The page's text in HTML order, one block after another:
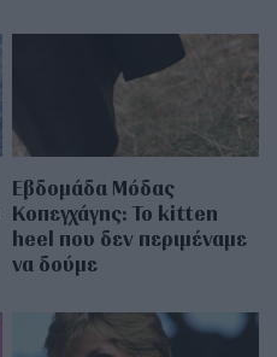
Εβδομάδα Μόδας
Κοπεγχάγης: Το kitten
heel που δεν περιμέναμε
να δούμε